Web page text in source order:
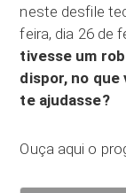
neste desfile
feira, dia 26 de
tivesse um
dispor, no
te ajudasse?
Ouça aqui o